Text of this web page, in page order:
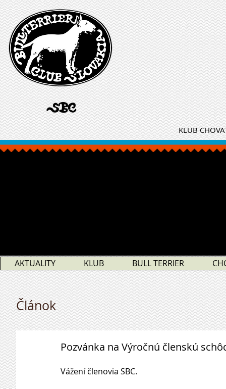
KLUB
AKTUALITY KLUB BULL TERRIER
Článok
Pozvánka na Výročnú členskú
Vážení členovia SBC.